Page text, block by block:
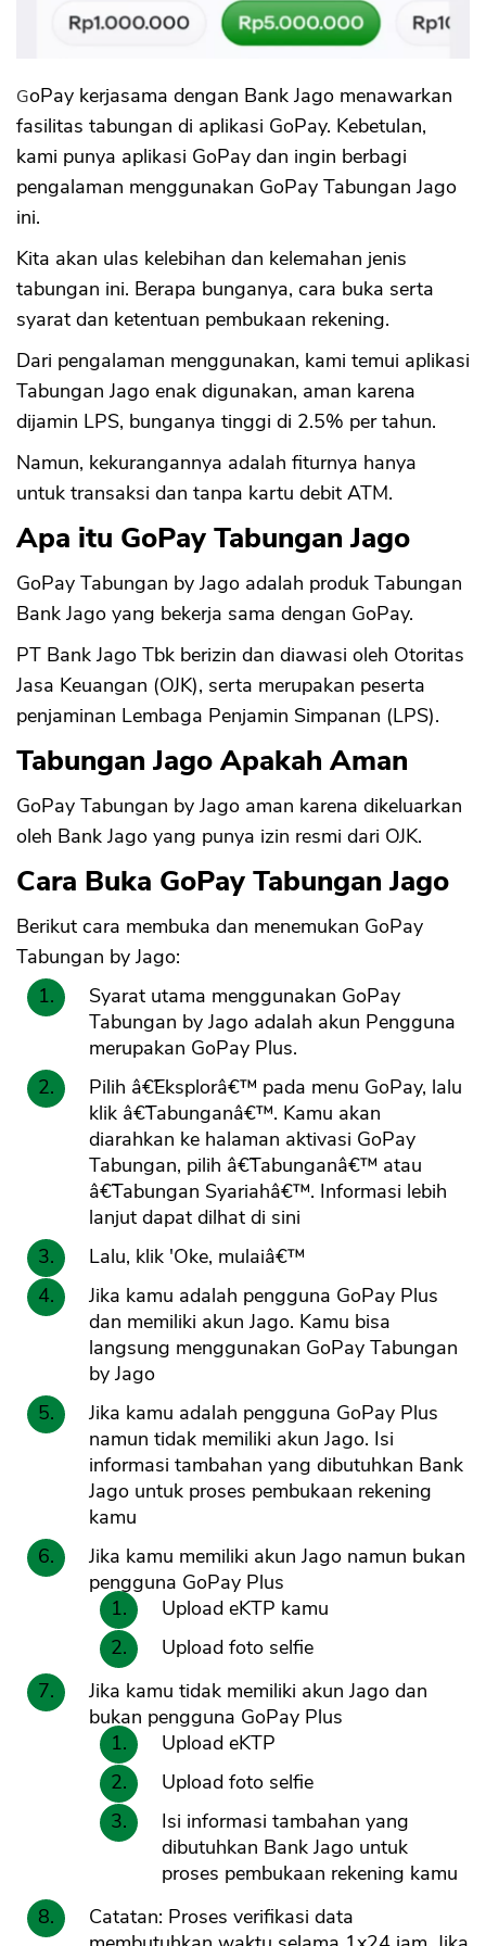
2. Resiko Integrasi dengan GoPay
3. Tidak Ada Fasilitas Kantong
5. Tidak Bisa Membuat 2 akun Jago (Jago
dan Jago Syariah)
6. Wajib Aktivasi Video Call
GoPay kerjasama dengan Bank Jago menawarkan
fasilitas tabungan di aplikasi GoPay. Kebetulan,
kami punya aplikasi GoPay dan ingin berbagi
pengalaman menggunakan GoPay Tabungan Jago
ini.
Kita akan ulas kelebihan dan kelemahan jenis
tabungan ini. Berapa bunganya, cara buka serta
syarat dan ketentuan pembukaan rekening.
Dari pengalaman menggunakan, kami temui aplikasi
Tabungan Jago enak digunakan, aman karena
dijamin LPS, bunganya tinggi di 2.5% per tahun.
Namun, kekurangannya adalah fiturnya hanya
untuk transaksi dan tanpa kartu debit ATM.
Apa itu GoPay Tabungan Jago
GoPay Tabungan by Jago adalah produk Tabungan
Bank Jago yang bekerja sama dengan GoPay.
PT Bank Jago Tbk berizin dan diawasi oleh Otoritas
Jasa Keuangan (OJK), serta merupakan peserta
penjaminan Lembaga Penjamin Simpanan (LPS).
Tabungan Jago Apakah Aman
GoPay Tabungan by Jago aman karena dikeluarkan
oleh Bank Jago yang punya izin resmi dari OJK.
Cara Buka GoPay Tabungan Jago
Berikut cara membuka dan menemukan GoPay
Tabungan by Jago:
Syarat utama menggunakan GoPay
Tabungan by Jago adalah akun Pengguna
merupakan GoPay Plus.
Pilih â€˜Eksplorâ€™ pada menu GoPay, lalu
klik â€˜Tabunganâ€™. Kamu akan
diarahkan ke halaman aktivasi GoPay
Tabungan, pilih â€˜Tabunganâ€™ atau
â€˜Tabungan Syariahâ€™. Informasi lebih
lanjut dapat dilhat di sini
Lalu, klik 'Oke, mulaiâ€™
Jika kamu adalah pengguna GoPay Plus
dan memiliki akun Jago. Kamu bisa
langsung menggunakan GoPay Tabungan
by Jago
Jika kamu adalah pengguna GoPay Plus
namun tidak memiliki akun Jago. Isi
informasi tambahan yang dibutuhkan Bank
Jago untuk proses pembukaan rekening
kamu
Jika kamu memiliki akun Jago namun bukan
pengguna GoPay Plus
Upload eKTP kamu
Upload foto selfie
Jika kamu tidak memiliki akun Jago dan
bukan pengguna GoPay Plus
Upload eKTP
Upload foto selfie
Isi informasi tambahan yang
dibutuhkan Bank Jago untuk
proses pembukaan rekening kamu
Catatan: Proses verifikasi data